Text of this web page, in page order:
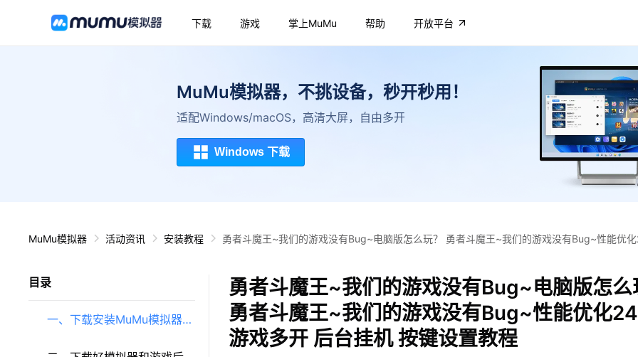
下载 游戏 掌上MuMu 帮助 开放平台
MuMu模拟器，不挑设备，秒开秒用！
适配Windows/macOS，高清大屏，自由多开
Windows 下载
MuMu模拟器 活动资讯 安装教程 勇者斗魔王~我们的游戏没有Bug~电脑版怎么玩？ 勇者斗魔王~我们的游戏没有Bug~性能优
目录
一、下载安装MuMu模拟器和
勇者斗魔王~我们的游戏没有Bug~电脑版怎么
勇者斗魔王~我们的游戏没有Bug~性能优化
游戏多开 后台挂机 按键设置教程